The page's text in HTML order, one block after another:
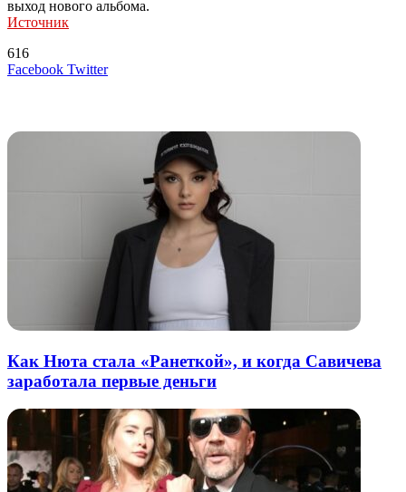
выход нового альбома.
Источник
616
Facebook TwitterLinkedIn
Tumblr
Reddit
Вконтакте
Одноклассники
Skype
Messenger
Messenger
WhatsApp
Telegram
Viber
Line
Поделиться
Печатать
Как Нюта стала «Ранеткой», и когда Савичева
заработала первые деньги